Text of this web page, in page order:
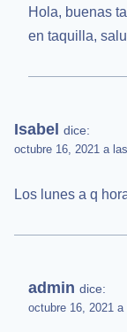
Hola, buenas
en taquilla,
Isabel dice:
octubre 16, 2021 a
Los lunes a q
admin dice:
octubre 16, 2021